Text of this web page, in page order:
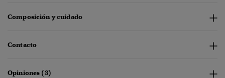
Composición y cuidado
Contacto
Opiniones (3)